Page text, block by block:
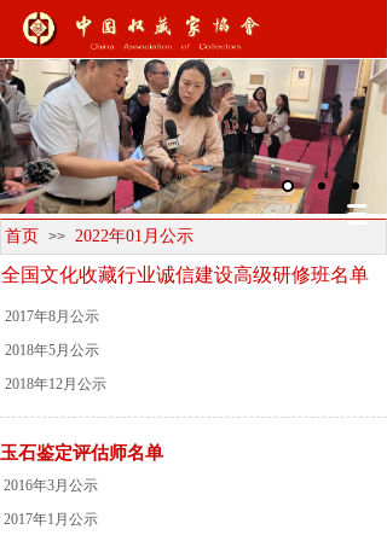
首页 >> 2022年01月公示
全国文化收藏行业诚信建设高级研修班名单
2017年8月公示
2018年5月公示
2018年12月公示
玉石鉴定评估师名单
2016年3月公示
2017年1月公示